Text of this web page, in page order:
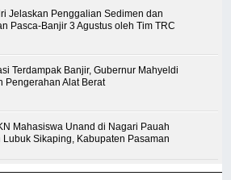
Jelaskan Penggalian Sedimen dan
Pasca-Banjir 3 Agustus oleh Tim TRC
Terdampak Banjir, Gubernur Mahyeldi
Pengerahan Alat Berat
Mahasiswa Unand di Nagari Pauah
Lubuk Sikaping, Kabupaten Pasaman